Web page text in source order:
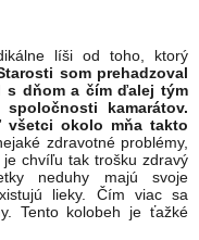
líši od toho, ktorý
som prehadzoval
s dňom a čím ďalej tým
kamarátov.
všetci okolo mňa takto
zdravotné problémy,
chvíľu tak trošku zdravý
neduhy majú svoje
lieky. Čím viac sa
Tento kolobeh je ťažké